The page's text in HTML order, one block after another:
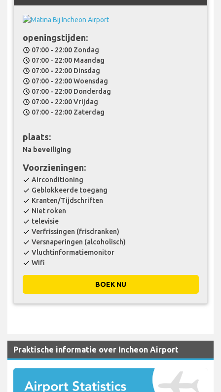
openingstijden:
schedule 07:00 - 22:00 Zondag
schedule 07:00 - 22:00 Maandag
schedule 07:00 - 22:00 Dinsdag
schedule 07:00 - 22:00 Woensdag
schedule 07:00 - 22:00 Donderdag
schedule 07:00 - 22:00 Vrijdag
schedule 07:00 - 22:00 Zaterdag
plaats:
Na beveiliging
Voorzieningen:
check Airconditioning
check Geblokkeerde toegang
check Kranten/Tijdschriften
check Niet roken
check televisie
check Verfrissingen (frisdranken)
check Versnaperingen (alcoholisch)
check Vluchtinformatiemonitor
check Wifi
BOEK NU
Praktische informatie over Incheon Airport